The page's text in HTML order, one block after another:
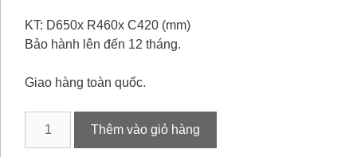
KT: D650x R460x C420 (mm)
Bảo hành lên đến 12 tháng.
Giao hàng toàn quốc.
Thêm vào giỏ hàng